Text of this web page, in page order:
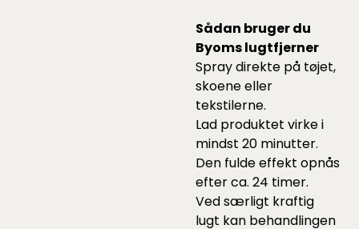
Sådan bruger du
Byoms lugtfjerner
Spray direkte på tøjet,
skoene eller
tekstilerne.
Lad produktet virke i
mindst 20 minutter.
Den fulde effekt opnås
efter ca. 24 timer.
Ved særligt kraftig
lugt kan behandlingen